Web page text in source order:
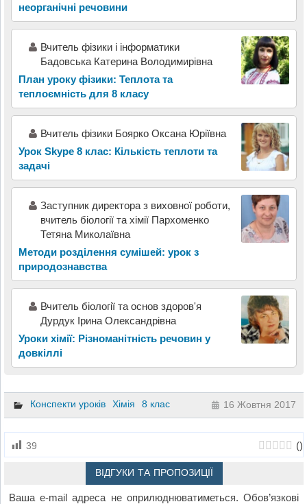
неорганічні речовини
Вчитель фізики і інформатики
Бадовська Катерина Володимирівна
План уроку фізики: Теплота та
теплоємність для 8 класу
Вчитель фізики Боярко Оксана Юріївна
Урок Skype 8 клас: Кількість теплоти та
задачі
Заступник директора з виховної роботи,
вчитель біології та хімії Пархоменко
Тетяна Миколаївна
Методи розділення сумішей: урок з
природознавства
Вчитель біології та основ здоров'я
Дурдук Ірина Олександрівна
Уроки хімії: Різноманітність речовин у
довкіллі
Конспекти уроків Хімія 8 клас 16 Жовтня 2017
39 ()
ВІДГУКИ ТА ПРОПОЗИЦІЇ
Ваша e-mail адреса не оприлюднюватиметься. Обов’язкові